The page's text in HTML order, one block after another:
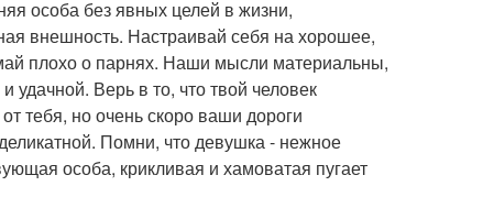
особа без явных целей в жизни,
внешность. Настраивай себя на хорошее,
плохо о парнях. Наши мысли материальны,
удачной. Верь в то, что твой человек
тебя, но очень скоро ваши дороги
Помни, что девушка - нежное
особа, крикливая и хамоватая пугает